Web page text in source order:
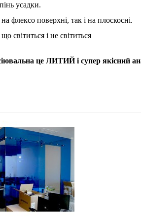
усадки.
флексо поверхні, так і на плоскосні.
світиться і не світиться
це ЛИТИЙ і супер якісний